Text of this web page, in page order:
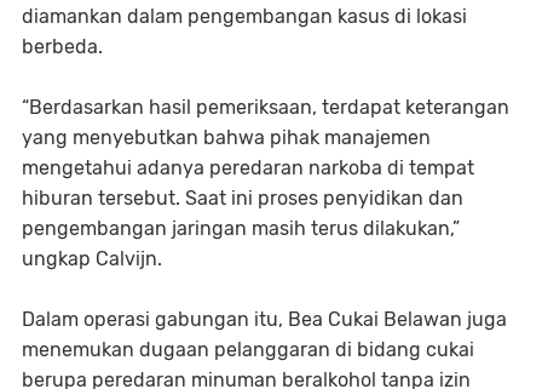
diamankan dalam pengembangan kasus di lokasi
berbeda.
“Berdasarkan hasil pemeriksaan, terdapat keterangan
yang menyebutkan bahwa pihak manajemen
mengetahui adanya peredaran narkoba di tempat
hiburan tersebut. Saat ini proses penyidikan dan
pengembangan jaringan masih terus dilakukan,”
ungkap Calvijn.
Dalam operasi gabungan itu, Bea Cukai Belawan juga
menemukan dugaan pelanggaran di bidang cukai
berupa peredaran minuman beralkohol tanpa izin